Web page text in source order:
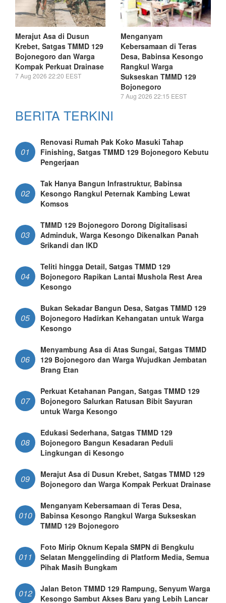
Merajut Asa di Dusun
Krebet, Satgas TMMD 129
Bojonegoro dan Warga
Kompak Perkuat Drainase
7 Aug 2026 22:20 EEST
Menganyam
Kebersamaan di Teras
Desa, Babinsa Kesongo
Rangkul Warga
Sukseskan TMMD 129
Bojonegoro
7 Aug 2026 22:15 EEST
BERITA TERKINI
01
Renovasi Rumah Pak Koko Masuki Tahap
Finishing, Satgas TMMD 129 Bojonegoro Kebutu
Pengerjaan
02
Tak Hanya Bangun Infrastruktur, Babinsa
Kesongo Rangkul Peternak Kambing Lewat
Komsos
03
TMMD 129 Bojonegoro Dorong Digitalisasi
Adminduk, Warga Kesongo Dikenalkan Panah
Srikandi dan IKD
04
Teliti hingga Detail, Satgas TMMD 129
Bojonegoro Rapikan Lantai Mushola Rest Area
Kesongo
05
Bukan Sekadar Bangun Desa, Satgas TMMD 129
Bojonegoro Hadirkan Kehangatan untuk Warga
Kesongo
06
Menyambung Asa di Atas Sungai, Satgas TMMD
129 Bojonegoro dan Warga Wujudkan Jembatan
Brang Etan
07
Perkuat Ketahanan Pangan, Satgas TMMD 129
Bojonegoro Salurkan Ratusan Bibit Sayuran
untuk Warga Kesongo
08
Edukasi Sederhana, Satgas TMMD 129
Bojonegoro Bangun Kesadaran Peduli
Lingkungan di Kesongo
09
Merajut Asa di Dusun Krebet, Satgas TMMD 129
Bojonegoro dan Warga Kompak Perkuat Drainase
010
Menganyam Kebersamaan di Teras Desa,
Babinsa Kesongo Rangkul Warga Sukseskan
TMMD 129 Bojonegoro
011
Foto Mirip Oknum Kepala SMPN di Bengkulu
Selatan Menggelinding di Platform Media, Semua
Pihak Masih Bungkam
012
Jalan Beton TMMD 129 Rampung, Senyum Warga
Kesongo Sambut Akses Baru yang Lebih Lancar